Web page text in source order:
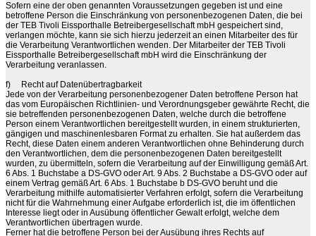
Sofern eine der oben genannten Voraussetzungen gegeben ist und eine
betroffene Person die Einschränkung von personenbezogenen Daten, die bei
der TEB Tivoli Eissporthalle Betreibergesellschaft mbH gespeichert sind,
verlangen möchte, kann sie sich hierzu jederzeit an einen Mitarbeiter des für
die Verarbeitung Verantwortlichen wenden. Der Mitarbeiter der TEB Tivoli
Eissporthalle Betreibergesellschaft mbH wird die Einschränkung der
Verarbeitung veranlassen.
f)
Recht auf Datenübertragbarkeit
Jede von der Verarbeitung personenbezogener Daten betroffene Person hat
das vom Europäischen Richtlinien- und Verordnungsgeber gewährte Recht, die
sie betreffenden personenbezogenen Daten, welche durch die betroffene
Person einem Verantwortlichen bereitgestellt wurden, in einem strukturierten,
gängigen und maschinenlesbaren Format zu erhalten. Sie hat außerdem das
Recht, diese Daten einem anderen Verantwortlichen ohne Behinderung durch
den Verantwortlichen, dem die personenbezogenen Daten bereitgestellt
wurden, zu übermitteln, sofern die Verarbeitung auf der Einwilligung gemäß Art.
6 Abs. 1 Buchstabe a DS-GVO oder Art. 9 Abs. 2 Buchstabe a DS-GVO oder auf
einem Vertrag gemäß Art. 6 Abs. 1 Buchstabe b DS-GVO beruht und die
Verarbeitung mithilfe automatisierter Verfahren erfolgt, sofern die Verarbeitung
nicht für die Wahrnehmung einer Aufgabe erforderlich ist, die im öffentlichen
Interesse liegt oder in Ausübung öffentlicher Gewalt erfolgt, welche dem
Verantwortlichen übertragen wurde.
Ferner hat die betroffene Person bei der Ausübung ihres Rechts auf